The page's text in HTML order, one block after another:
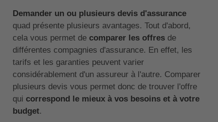
Demander un ou plusieurs devis d'assurance
quad présente plusieurs avantages. Tout d'abord,
cela vous permet de comparer les offresde
différentes compagnies d'assurance. En effet, les
tarifs et les garanties peuvent varier
considérablement d'un assureur à l'autre. Comparer
plusieurs devis vous permet donc de trouver l'offre
qui correspond le mieux à vos besoins et à votre
budget.